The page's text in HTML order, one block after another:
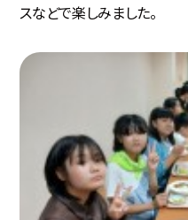
スなどで楽しみました。